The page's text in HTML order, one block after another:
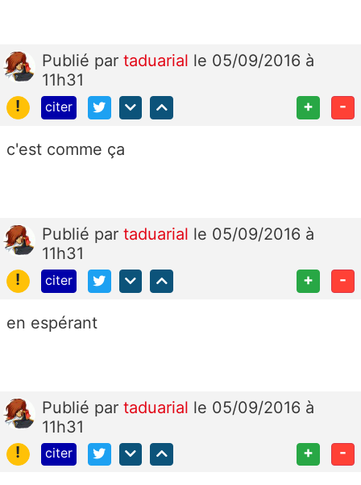
Publié par taduarial le 05/09/2016 à
11h31
!
citer + -
c'est comme ça
Publié par taduarial le 05/09/2016 à
11h31
!
citer + -
en espérant
Publié par taduarial le 05/09/2016 à
11h31
!
citer + -